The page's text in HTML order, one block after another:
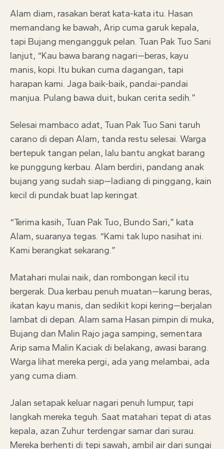
Alam diam, rasakan berat kata-kata itu. Hasan
memandang ke bawah, Arip cuma garuk kepala,
tapi Bujang mengangguk pelan. Tuan Pak Tuo Sani
lanjut, “Kau bawa barang nagari—beras, kayu
manis, kopi. Itu bukan cuma dagangan, tapi
harapan kami. Jaga baik-baik, pandai-pandai
manjua. Pulang bawa duit, bukan cerita sedih.”
Selesai mambaco adat, Tuan Pak Tuo Sani taruh
carano di depan Alam, tanda restu selesai. Warga
bertepuk tangan pelan, lalu bantu angkat barang
ke punggung kerbau. Alam berdiri, pandang anak
bujang yang sudah siap—ladiang di pinggang, kain
kecil di pundak buat lap keringat.
“Terima kasih, Tuan Pak Tuo, Bundo Sari,” kata
Alam, suaranya tegas. “Kami tak lupo nasihat ini.
Kami berangkat sekarang.”
Matahari mulai naik, dan rombongan kecil itu
bergerak. Dua kerbau penuh muatan—karung beras,
ikatan kayu manis, dan sedikit kopi kering—berjalan
lambat di depan. Alam sama Hasan pimpin di muka,
Bujang dan Malin Rajo jaga samping, sementara
Arip sama Malin Kaciak di belakang, awasi barang.
Warga lihat mereka pergi, ada yang melambai, ada
yang cuma diam.
Jalan setapak keluar nagari penuh lumpur, tapi
langkah mereka teguh. Saat matahari tepat di atas
kepala, azan Zuhur terdengar samar dari surau.
Mereka berhenti di tepi sawah, ambil air dari sungai